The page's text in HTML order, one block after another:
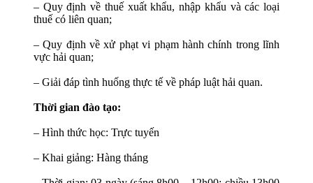
– Quy định về thuế xuất khẩu, nhập khẩu và các loại
thuế có liên quan;
– Quy định về xử phạt vi phạm hành chính trong lĩnh
vực hải quan;
– Giải đáp tình huống thực tế về pháp luật hải quan.
Thời gian đào tạo:
– Hình thức học: Trực tuyến
– Khai giảng: Hàng tháng